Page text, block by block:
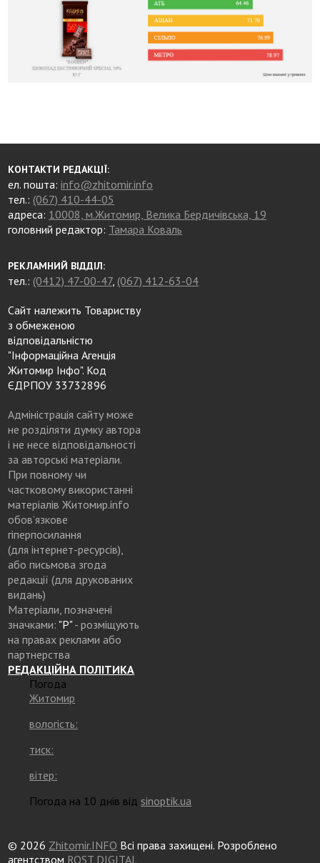
КОНТАКТИ РЕДАКЦІЇ:
ел. пошта:info@zhitomir.info
тел.: (067) 410-44-05
адреса: 10008, м.Житомир, Велика Бердичівська, 19
головний редактор: Тамара Коваль
РЕКЛАМНИЙ ВІДДІЛ:
тел.: (0412) 47-00-47, (067) 412-63-04
Сайт належить Товариству
з обмеженою
відповідальністю
"Інформаційна Агенція
Житомир Інфо". Код
ЄДРПОУ 33732896
Адміністрація сайту може
не розділяти думку автора
і не несе відповідальності
за авторські матеріали.
При повному чи
частковому використанні
матеріалів Житомир.info
обов’язкове
гіперпосилання
(для інтернет-ресурсів),
або письмова згода
редакції (для друкованих
видань)
Матеріали, позначені
значками: "Р"- розміщують
на правах реклами або
партнерства
РЕДАКЦІЙНА ПОЛІТИКА
Погода
Житомир
вологість:
тиск:
вітер:
Погода на 10 днів відsinoptik.ua
© 2026 Zhitomir.INFO Всі права захищені. Розроблено
агентством ROST DIGITAL